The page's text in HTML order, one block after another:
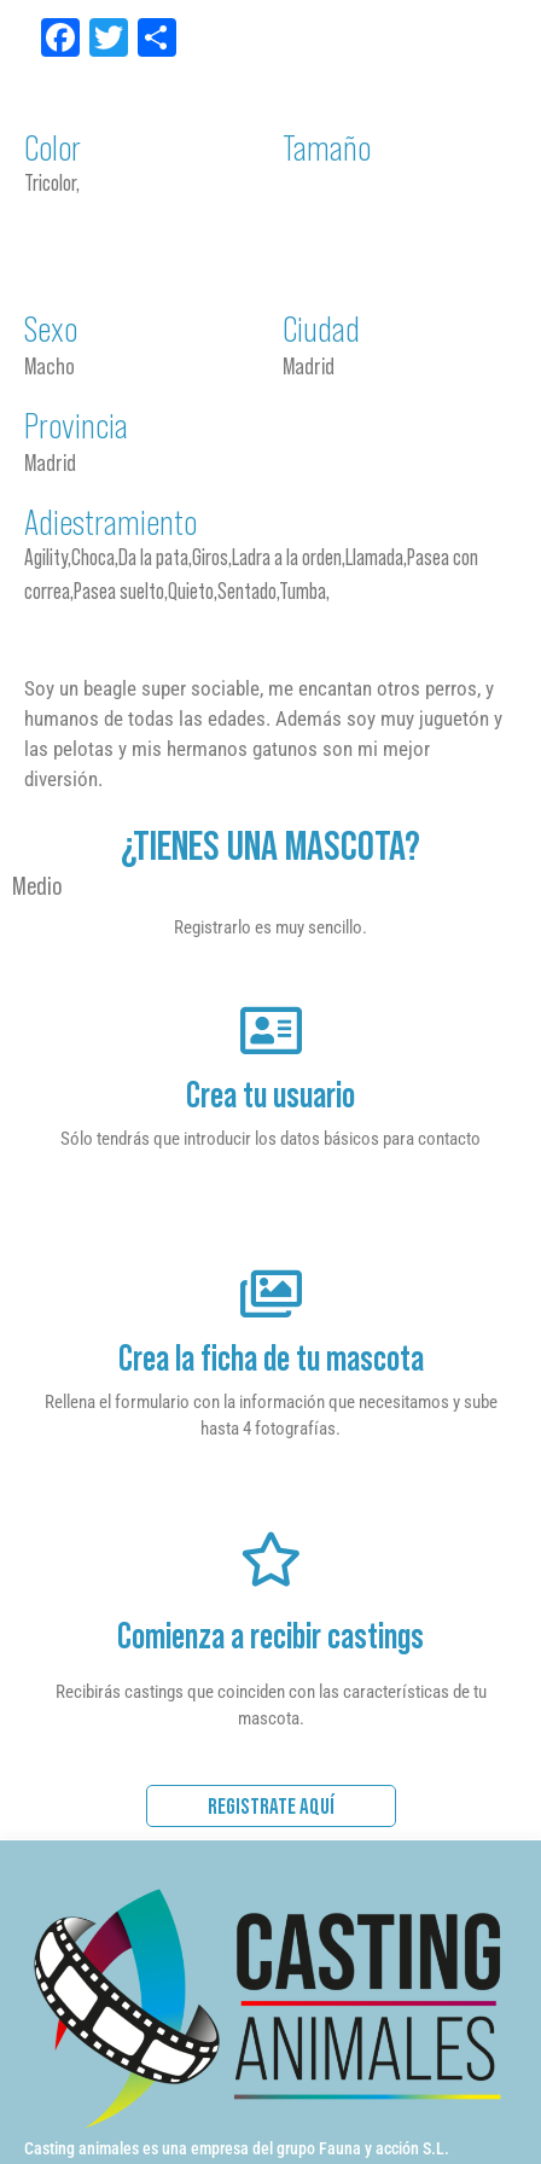
Facebook
Twitter
Color
Tricolor,
Tamaño
Sexo
Macho
Ciudad
Madrid
Provincia
Madrid
Adiestramiento
Agility,Choca,Da la pata,Giros,Ladra a la orden,Llamada,Pasea con
correa,Pasea suelto,Quieto,Sentado,Tumba,
Soy un beagle super sociable, me encantan otros perros, y
humanos de todas las edades. Además soy muy juguetón y
las pelotas y mis hermanos gatunos son mi mejor
diversión.
¿TIENES UNA MASCOTA?
Medio
Registrarlo es muy sencillo.
Crea tu usuario
Sólo tendrás que introducir los datos básicos para contacto
Crea la ficha de tu mascota
Rellena el formulario con la información que necesitamos y sube
hasta 4 fotografías.
Comienza a recibir castings
Recibirás castings que coinciden con las características de tu
mascota.
REGISTRATE AQUÍ
Casting animales es una empresa del grupo Fauna y acción S.L.